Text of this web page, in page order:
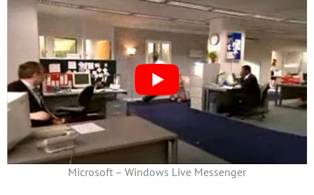
Microsoft – Windows Live Messenger